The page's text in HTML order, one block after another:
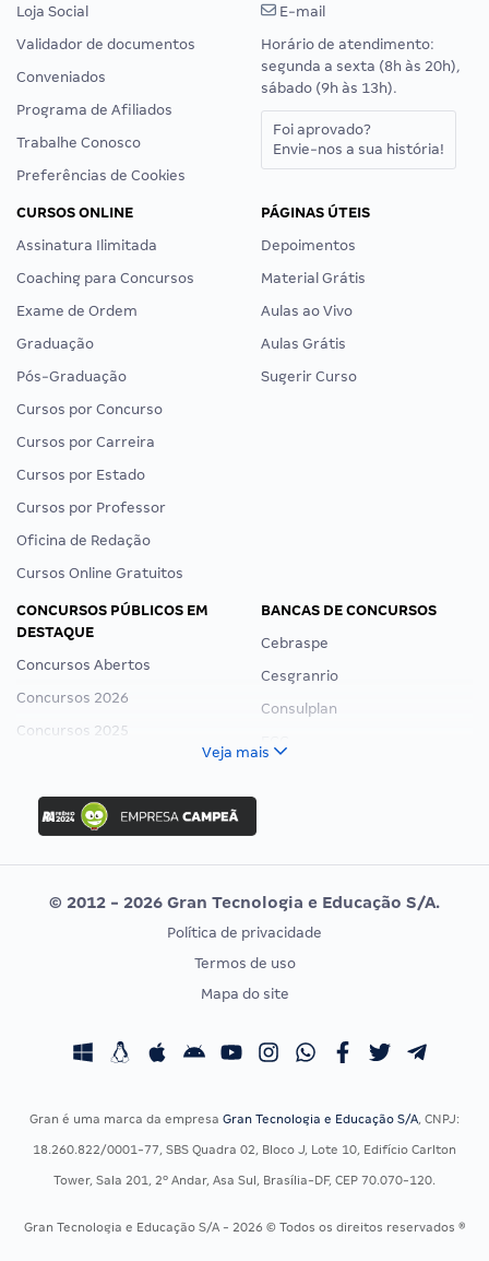
Loja Social
Validador de documentos
Conveniados
Programa de Afiliados
Trabalhe Conosco
Preferências de Cookies
E-mail
Horário de atendimento:
segunda a sexta (8h às 20h),
sábado (9h às 13h).
Foi aprovado?
Envie-nos a sua história!
CURSOS ONLINE
Assinatura Ilimitada
Coaching para Concursos
Exame de Ordem
Graduação
Pós-Graduação
Cursos por Concurso
Cursos por Carreira
Cursos por Estado
Cursos por Professor
Oficina de Redação
Cursos Online Gratuitos
PÁGINAS ÚTEIS
Depoimentos
Material Grátis
Aulas ao Vivo
Aulas Grátis
Sugerir Curso
CONCURSOS PÚBLICOS EM
DESTAQUE
Concursos Abertos
Concursos 2026
Concursos 2025
Concurso Nacional Unificado
Concurso Ibama
Concurso MPU
Editais publicados
BANCAS DE CONCURSOS
Cebraspe
Cesgranrio
Consulplan
Vunesp
CONCURSOS POR PROFISSÃO
Concursos Fiscais
Residência Multiprofissional
EXAME DE ORDEM
Calendário OAB
Veja mais
© 2012 - 2026 Gran Tecnologia e Educação S/A.
Política de privacidade
Termos de uso
Mapa do site
Gran é uma marca da empresa Gran Tecnologia e Educação S/A, CNPJ:
18.260.822/0001-77, SBS Quadra 02, Bloco J, Lote 10, Edifício Carlton
Tower, Sala 201, 2º Andar, Asa Sul, Brasília-DF, CEP 70.070-120.
Gran Tecnologia e Educação S/A - 2026 © Todos os direitos reservados ®